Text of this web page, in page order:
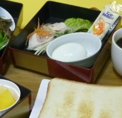
บการณ์ / ในการเรียนรู้
ฐาน
ติศาสตร์ / วัฒนธรรม
กษา
ชาติ
บริเวณรอบเมืองฮิโรชิม่า
อากิ
บิงโก
บิโฮค
เกโฮค
บริเวณรอบๆ มิยาจิมะ
รายการ
บริเวณรอบเมืองฮิโรชิม่า
อากิ
บิงโก
บิโฮคุ
เกโฮคุ
ฮิโรชิมะโอโมะเตะนะชิ
ฮิโรชิม่า ฟรี Wi-Fi
TRAVELPAL International
ไกด์อาสาสมัครไ
วิดีโอฮิโรชิม่า